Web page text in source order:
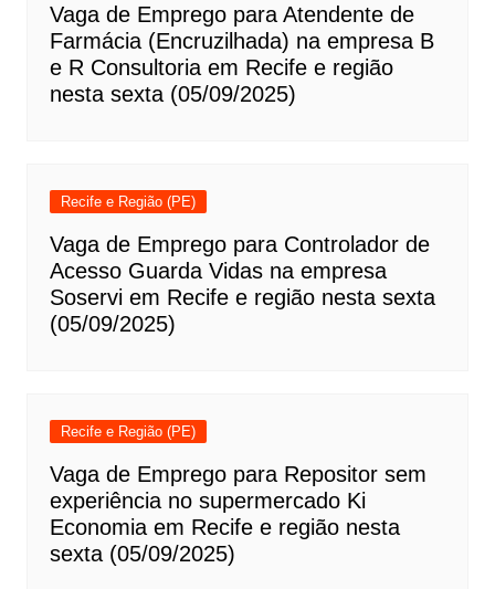
Vaga de Emprego para Atendente de
Farmácia (Encruzilhada) na empresa B
e R Consultoria em Recife e região
nesta sexta (05/09/2025)
Recife e Região (PE)
Vaga de Emprego para Controlador de
Acesso Guarda Vidas na empresa
Soservi em Recife e região nesta sexta
(05/09/2025)
Recife e Região (PE)
Vaga de Emprego para Repositor sem
experiência no supermercado Ki
Economia em Recife e região nesta
sexta (05/09/2025)